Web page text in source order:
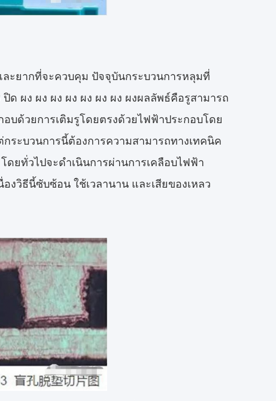
ะยากที่จะควบคุม ปัจจุบันกระบวนการหลุมที่
ผง ผง ผง ผง ผง ผง ผง ผงผลลัพธ์คือรูสามารถ
บด้วยการเติมรูโดยตรงด้วยไฟฟ้าประกอบโดย
ระบวนการนี้ต้องการความสามารถทางเทคนิค
ยทั่วไปจะดําเนินการผ่านการเคลือบไฟฟ้า
งวิธีนี้ซับซ้อน ใช้เวลานาน และเสียของเหลว